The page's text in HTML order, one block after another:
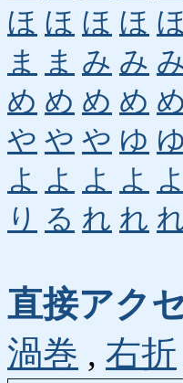
ほ ほ ほ ほ ほ
ま
ま み み
め め め め め
や や や ゆ ゆ
よ よ よ よ よ
り る れ れ
直接アク
渦巻 , 右折